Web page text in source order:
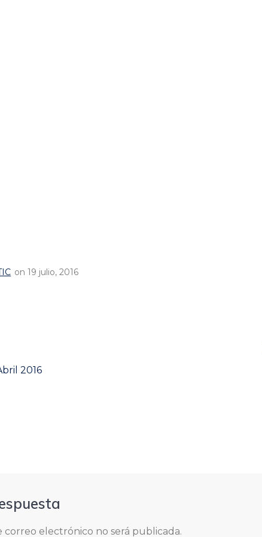
on 19 julio, 2016
2016
correo electrónico no será publicada.